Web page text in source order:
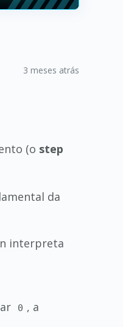
3 meses atrás
(o step
da
interpreta
0 , a